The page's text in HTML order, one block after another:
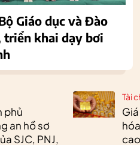
phủ
an hồ sơ
SJC, PNJ,
Tài
Giáo dục và Đào
triển khai dạy bơi